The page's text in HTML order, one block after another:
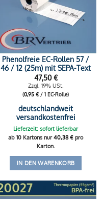
Phenolfreie EC-Rollen 57 /
46 / 12 (25m) mit SEPA-Text
47,50€
Zzgl. 19% USt.
(0,95€ / 1 EC-Rolle)
deutschlandweit
versandkostenfrei
Lieferzeit: sofort lieferbar
ab 10 Kartons nur40,38€ pro
Karton.
IN DEN WARENKORB